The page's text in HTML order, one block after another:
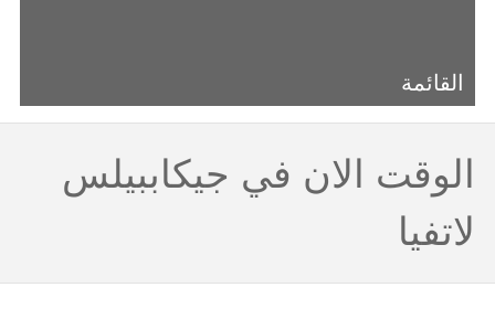
القائمة
الوقت الان في جيكاببيلس
لاتفيا